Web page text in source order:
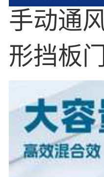
手动通
形挡板
门 圆